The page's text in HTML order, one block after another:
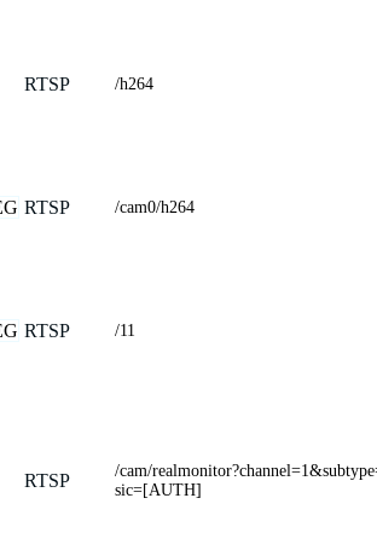
RTSP /h264
RTSP /cam0/h264
RTSP /11
RTSP
/cam/
sic=[AUTH]